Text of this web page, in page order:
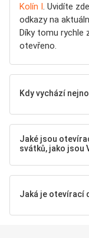
Kolín I . Uvidíte
odkazy na
Díky tomu rychle
otevřeno.
Kdy vychází
Jaké jsou
svátků, jako jsou
Jaká je otevírací